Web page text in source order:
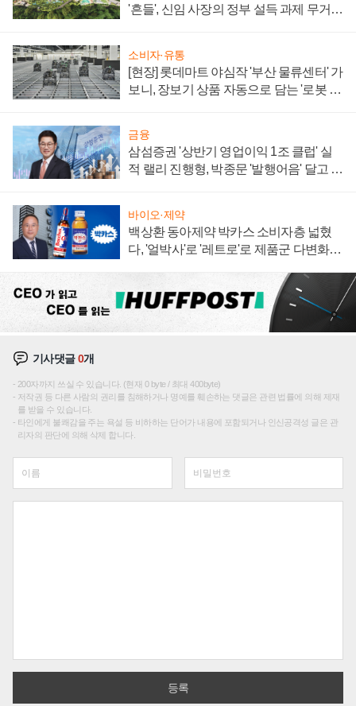
'흔들', 신임 사장의 정부 설득 과제 무거워
소비자·유통
[현장] 롯데마트 야심작 '부산 물류센터' 가
보니, 장보기 상품 자동으로 담는 '로봇 40
금융
삼섬증권 '상반기 영업이익 1조 클럽' 실
적 랠리 진행형, 박종문 '발행어음' 달고 연
바이오·제약
백상환 동아제약 박카스 소비자층 넓혔
다, '얼박사'로 '레트로'로 제품군 다변화
기사댓글0개
200자까지 쓰실 수 있습니다. (현재 0 byte / 최대 400byte)
저작권 등 다른 사람의 권리를 침해하거나 명예를 훼손하는 댓글은 관련 법률에 의해 제재
를 받을 수 있습니다.
타인에게 불쾌감을 주는 욕설 등 비하하는 단어가 내용에 포함되거나 인신공격성 글은 관
리자의 판단에 의해 삭제 합니다.